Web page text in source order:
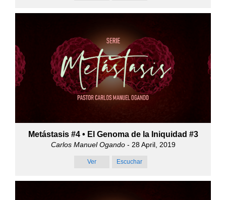
Metástasis #4 • El Genoma de la Iniquidad #3
Carlos Manuel Ogando- 28 April, 2019
Ver Escuchar